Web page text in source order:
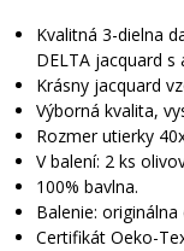
Kvalitná 3-dielna
DELTA jacquard s
Krásny jacquard
Výborná kvalita,
Rozmer utierky
V balení: 2 ks
100% bavlna.
Balenie:
Certifikát Oeko-